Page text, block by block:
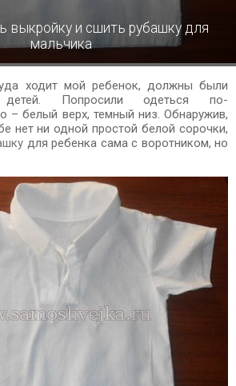
выкройку и сшить рубашку для
мальчика
ходит мой ребенок, должны были
детей. Попросили одеться по-
– белый верх, темный низ. Обнаружив,
нет ни одной простой белой сорочки,
для ребенка сама с воротником, но